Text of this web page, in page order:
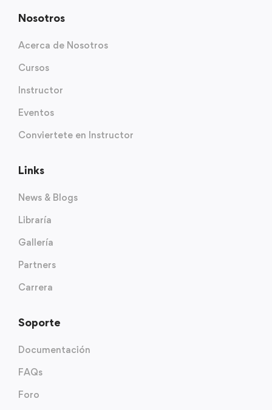
Nosotros
Acerca de Nosotros
Cursos
Instructor
Eventos
Conviertete en Instructor
Links
News & Blogs
Libraría
Gallería
Partners
Carrera
Soporte
Documentación
FAQs
Foro